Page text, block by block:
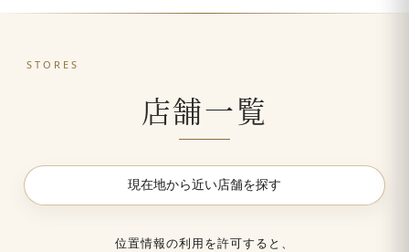
STORES
店舗一覧
現在地から近い店舗を探す
位置情報の利用を許可すると、